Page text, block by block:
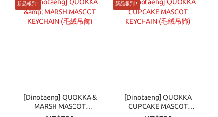
新品報到 !
[Dinotaeng] QUOKKA &
MARSH MASCOT
KEYCHAIN (毛絨吊飾)
新品報到 !
[Dinotaeng] QUOKKA
CUPCAKE MASCOT
KEYCHAIN (毛絨吊飾)